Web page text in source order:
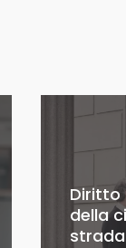
Diritto
della